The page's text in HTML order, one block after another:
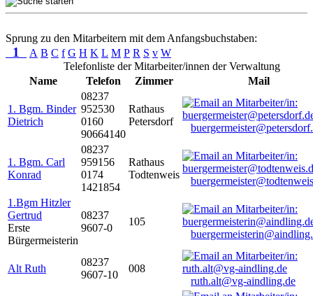
Sprung zu den Mitarbeitern mit dem Anfangsbuchstaben:
1 A B C f G H K L M P R S v W
Telefonliste der Mitarbeiter/innen der Verwaltung
Name
Telefon Zimmer Mail
1. Bgm. Binder
Dietrich
08237
952530
0160
90664140
Rathaus
Petersdorf
1. Bgm. Carl
Konrad
08237
959156
0174
1421854
Rathaus
Todtenweis
1.Bgm Hitzler
Gertrud
Erste
Bürgermeisterin
08237
9607-0
105
Alt Ruth
08237
9607-10
008
ruth.alt@vg-aindling.de